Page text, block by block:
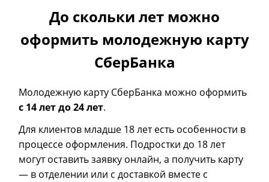
До скольки лет можно
оформить молодежную карту
СберБанка
Молодежную карту СберБанка можно оформить
с 14 лет до 24 лет.
Для клиентов младше 18 лет есть особенности в
процессе оформления. Подростки до 18 лет
могут оставить заявку онлайн, а получить карту
— в отделении или с доставкой вместе с